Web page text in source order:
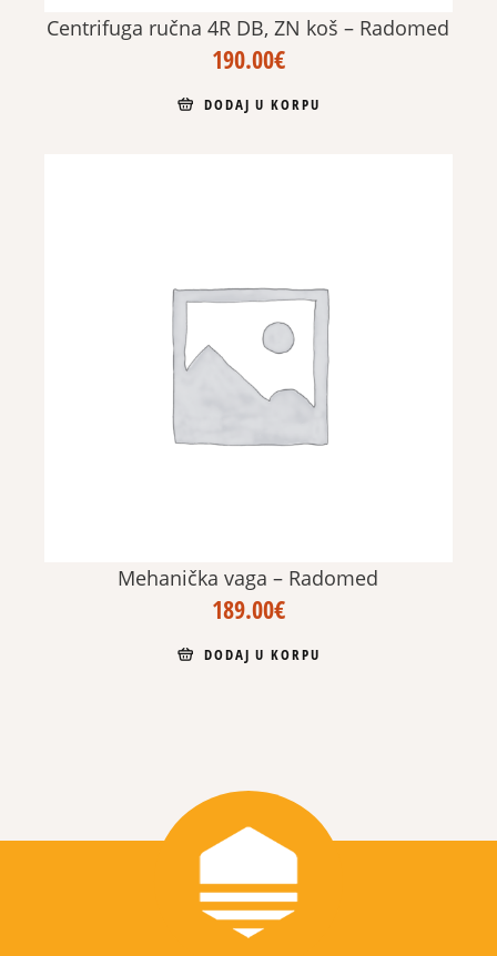
Centrifuga ručna 4R DB, ZN koš – Radomed
190.00€
DODAJ U KORPU
Mehanička vaga – Radomed
189.00€
DODAJ U KORPU